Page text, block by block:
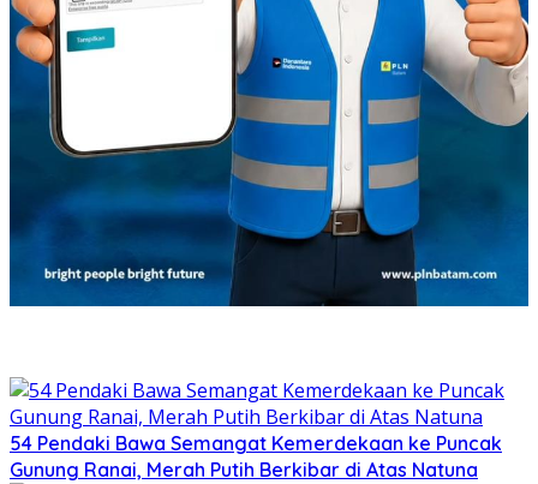
54 Pendaki Bawa Semangat Kemerdekaan ke Puncak
Gunung Ranai, Merah Putih Berkibar di Atas Natuna